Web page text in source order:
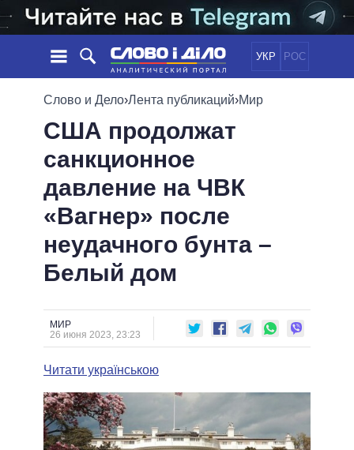
УКР РОС
НОВОСТИ
ЛЕНТА
СОБЫТИЯ
СТАТЬИ
ОБЗОРЫ
ДАЙДЖЕСТЫ
ПОЛИТИКА
ЭКОНОМИКА
ОБЩЕСТВО
ОБЕЩАНИЯ
ПОЛИТИКИ
ВСЕ ПОЛИТИКИ
ПРЕЗИДЕНТ И ОФИС
ВЕРХОВНАЯ РАДА
КАБИНЕТ МИНИСТРОВ
МЭРЫ
ВСЕ ПЕРСОНЫ
ВИДЕО
ПОДДЕРЖАТЬ
СРАВНЕНИЕ ПОЛИТИКОВ
Слово и Дело›Лента публикаций›Мир
США продолжат
санкционное
давление на ЧВК
«Вагнер» после
неудачного бунта –
Белый дом
МИР
26 июня 2023, 23:23
Читати українською